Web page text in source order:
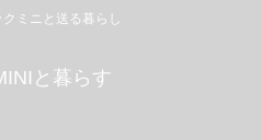
ミニと送る暮らし
と暮らす